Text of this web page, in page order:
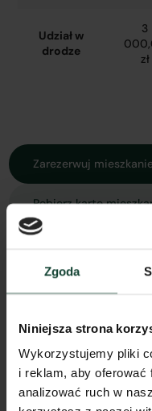
Zgoda
Niniejsza strona
Wykorzystujemy pliki
i reklam, aby oferować
analizować ruch w
Spacer
Inne koszty związane z
Udział w
drodze
3
zł
Zarezerwuj
Pobierz kartę